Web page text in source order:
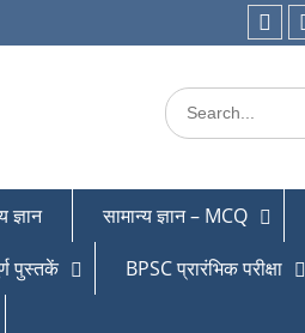
ज्ञान सामान्य ज्ञान – MCQ
पुस्तकें BPSC प्रारंभिक परीक्षा